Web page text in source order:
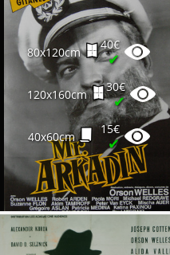
80x120cm
40€
✔
120x160cm
30€
✔
40x60cm
15€
✔